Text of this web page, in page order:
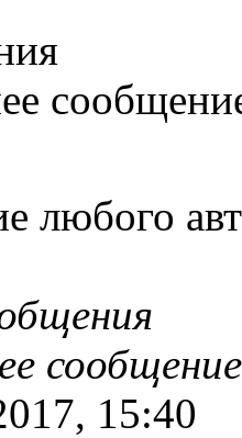
любого
сообщение
15:40